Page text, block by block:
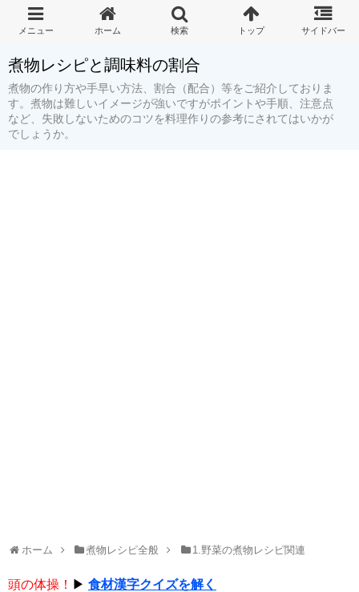
煮物レシピと調味料の割合
煮物の作り方や手早い方法、割合（配合）等をご紹介しておりま
す。煮物は難しいイメージが強いですがポイントや手順、注意点
など、失敗しないためのコツを料理作りの参考にされてはいかが
でしょうか。
ホーム 煮物レシピ全般 1.野菜の煮物レシピ関連
頭の体操！ ▶ 食材漢字クイズを解く